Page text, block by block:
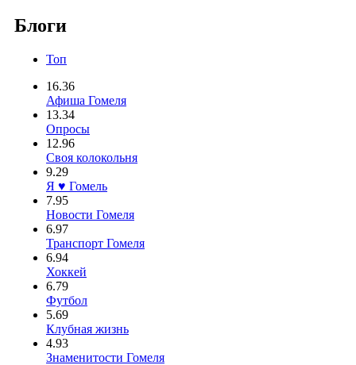
Блоги
Топ
16.36
Афиша Гомеля
13.34
Опросы
12.96
Своя колокольня
9.29
Я ♥ Гомель
7.95
Новости Гомеля
6.97
Транспорт Гомеля
6.94
Хоккей
6.79
Футбол
5.69
Клубная жизнь
4.93
Знаменитости Гомеля